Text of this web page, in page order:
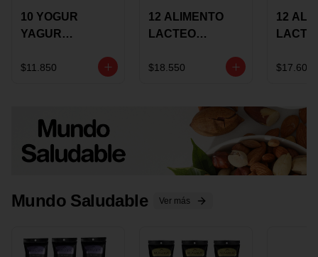
10 YOGUR
YAGUR
150ML SURTIDO
$11.850
12 ALIMENTO
LACTEO
ALQUERIA
$18.550
12
$17.600
Mundo Saludable Ver más